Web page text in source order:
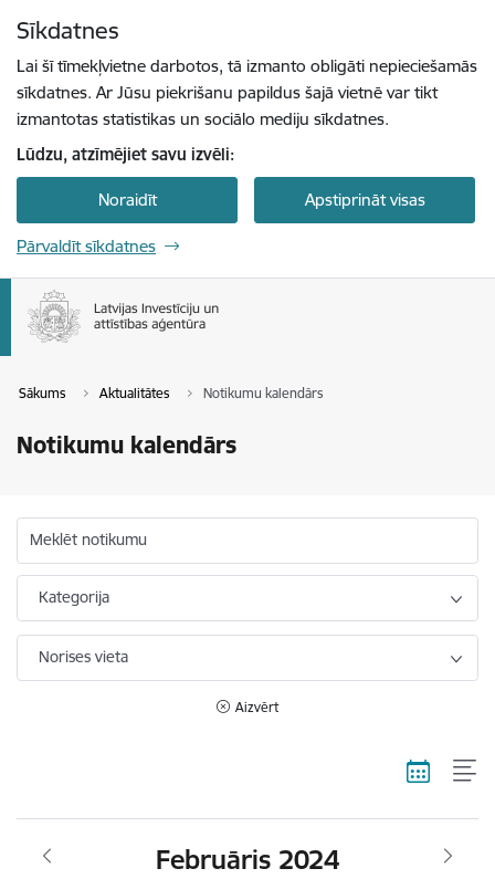
Sīkdatnes
Lai šī tīmekļvietne darbotos, tā izmanto obligāti nepieciešamās
sīkdatnes. Ar Jūsu piekrišanu papildus šajā vietnē var tikt
izmantotas statistikas un sociālo mediju sīkdatnes.
Lūdzu, atzīmējiet savu izvēli:
Noraidīt Apstiprināt visas
Pārvaldīt sīkdatnes
Sākums Aktualitātes Notikumu kalendārs
Notikumu kalendārs
Meklēt notikumu
Kategorija
Norises vieta
Aizvērt
Februāris 2024